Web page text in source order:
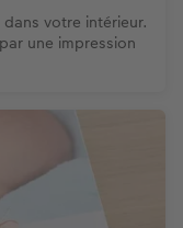
votre intérieur.
une impression